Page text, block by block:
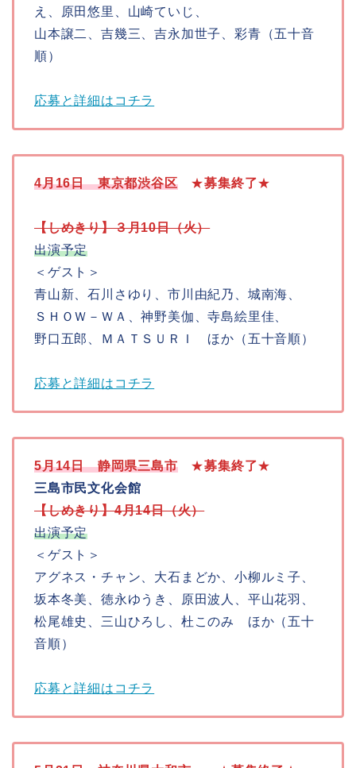
え、原田悠里、山崎ていじ、
山本譲二、吉幾三、吉永加世子、彩青（五十音
順）
応募と詳細はコチラ
4月16日東京都渋谷区★募集終了★
【しめきり】３月10日（火）
出演予定
＜ゲスト＞
青山新、石川さゆり、市川由紀乃、城南海、
ＳＨＯＷ－ＷＡ、神野美伽、寺島絵里佳、
野口五郎、ＭＡＴＳＵＲＩ ほか（五十音順）
応募と詳細はコチラ
5月14日静岡県三島市★募集終了★
三島市民文化会館
【しめきり】4月14日（火）
出演予定
＜ゲスト＞
アグネス・チャン、大石まどか、小柳ルミ子、
坂本冬美、徳永ゆうき、原田波人、平山花羽、
松尾雄史、三山ひろし、杜このみ ほか（五十
音順）
応募と詳細はコチラ